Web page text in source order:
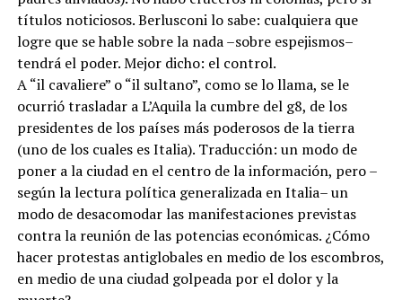
títulos noticiosos. Berlusconi lo sabe: cualquiera que
logre que se hable sobre la nada –sobre espejismos–
tendrá el poder. Mejor dicho: el control.
A “il cavaliere” o “il sultano”, como se lo llama, se le
ocurrió trasladar a L’Aquila la cumbre del g8, de los
presidentes de los países más poderosos de la tierra
(uno de los cuales es Italia). Traducción: un modo de
poner a la ciudad en el centro de la información, pero –
según la lectura política generalizada en Italia– un
modo de desacomodar las manifestaciones previstas
contra la reunión de las potencias económicas. ¿Cómo
hacer protestas antiglobales en medio de los escombros,
en medio de una ciudad golpeada por el dolor y la